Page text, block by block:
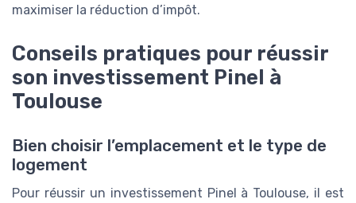
maximiser la réduction d’impôt.
Conseils pratiques pour réussir
son investissement Pinel à
Toulouse
Bien choisir l’emplacement et le type de
logement
Pour réussir un investissement Pinel à Toulouse, il est